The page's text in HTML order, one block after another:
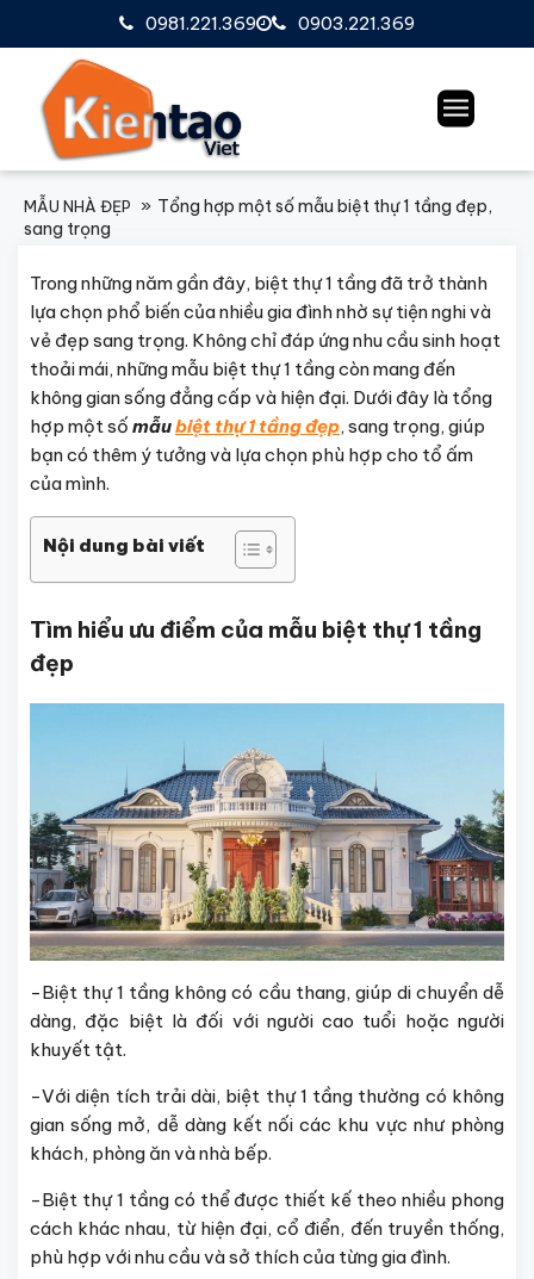
0903.221.369
0981.221.369
MẪU NHÀ ĐẸP
Tổng hợp một số mẫu biệt thự 1 tầng đẹp,
sang trọng
Trong những năm gần đây, biệt thự 1 tầng đã trở thành
lựa chọn phổ biến của nhiều gia đình nhờ sự tiện nghi và
vẻ đẹp sang trọng. Không chỉ đáp ứng nhu cầu sinh hoạt
thoải mái, những mẫu biệt thự 1 tầng còn mang đến
không gian sống đẳng cấp và hiện đại. Dưới đây là tổng
hợp một số mẫubiệt thự 1 tầng đẹp, sang trọng, giúp
bạn có thêm ý tưởng và lựa chọn phù hợp cho tổ ấm
của mình.
Nội dung bài viết
Tìm hiểu ưu điểm của mẫu biệt thự 1 tầng
đẹp
-Biệt thự 1 tầng không có cầu thang, giúp di chuyển dễ
dàng, đặc biệt là đối với người cao tuổi hoặc người
khuyết tật.
-Với diện tích trải dài, biệt thự 1 tầng thường có không
gian sống mở, dễ dàng kết nối các khu vực như phòng
khách, phòng ăn và nhà bếp.
-Biệt thự 1 tầng có thể được thiết kế theo nhiều phong
cách khác nhau, từ hiện đại, cổ điển, đến truyền thống,
phù hợp với nhu cầu và sở thích của từng gia đình.